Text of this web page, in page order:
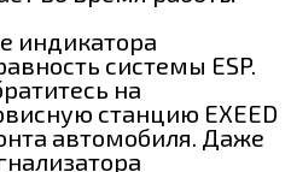
индикатора
системы ESP.
на
станцию EXEED
автомобиля. Даже